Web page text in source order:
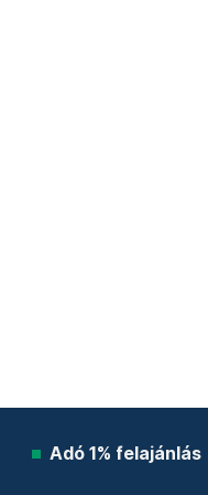
Adó 1% felajánlás